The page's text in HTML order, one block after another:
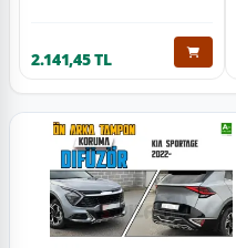
2.141,45 TL